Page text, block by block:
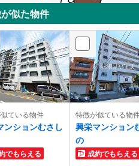
似た物件
ている物件
ンションむさし
でもらえる
特徴が似ている物
興栄マンション
の
成約でもらえる